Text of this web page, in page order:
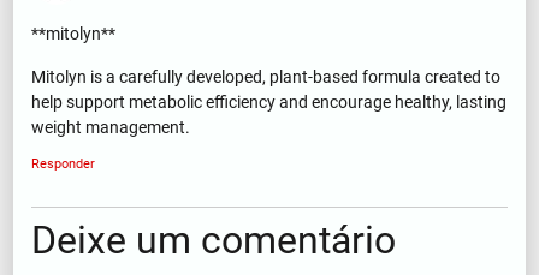
**mitolyn**
Mitolyn is a carefully developed, plant-based formula created to
help support metabolic efficiency and encourage healthy, lasting
weight management.
Responder
Deixe um comentário